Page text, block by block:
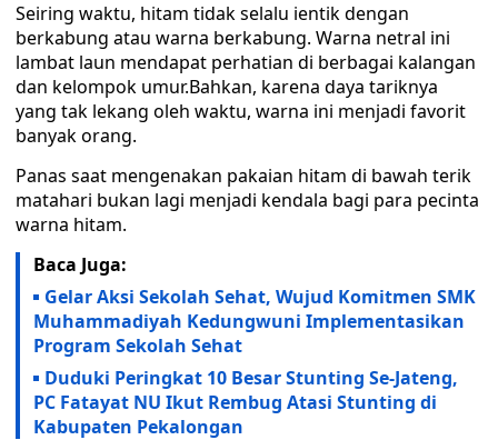
Seiring waktu, hitam tidak selalu ientik dengan
berkabung atau warna berkabung. Warna netral ini
lambat laun mendapat perhatian di berbagai kalangan
dan kelompok umur.Bahkan, karena daya tariknya
yang tak lekang oleh waktu, warna ini menjadi favorit
banyak orang.
Panas saat mengenakan pakaian hitam di bawah terik
matahari bukan lagi menjadi kendala bagi para pecinta
warna hitam.
Baca Juga:
Gelar Aksi Sekolah Sehat, Wujud Komitmen SMK
Muhammadiyah Kedungwuni Implementasikan
Program Sekolah Sehat
Duduki Peringkat 10 Besar Stunting Se-Jateng,
PC Fatayat NU Ikut Rembug Atasi Stunting di
Kabupaten Pekalongan